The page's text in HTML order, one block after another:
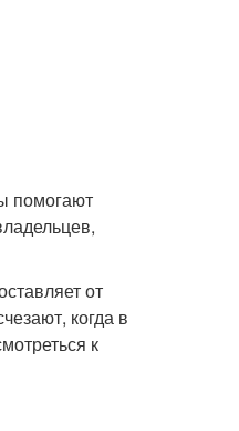
помогают
от
когда в
к